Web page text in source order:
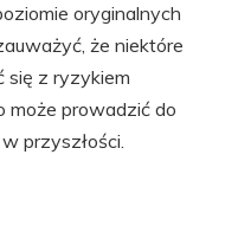
oryginalnych
że niektóre
się z ryzykiem
może prowadzić do
przyszłości.